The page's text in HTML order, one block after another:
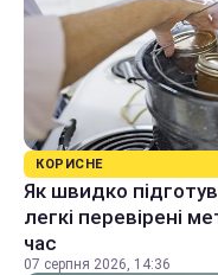
КОРИСНЕ
Як швидко
легкі перевірені
час
07 серпня 2026, 14:36